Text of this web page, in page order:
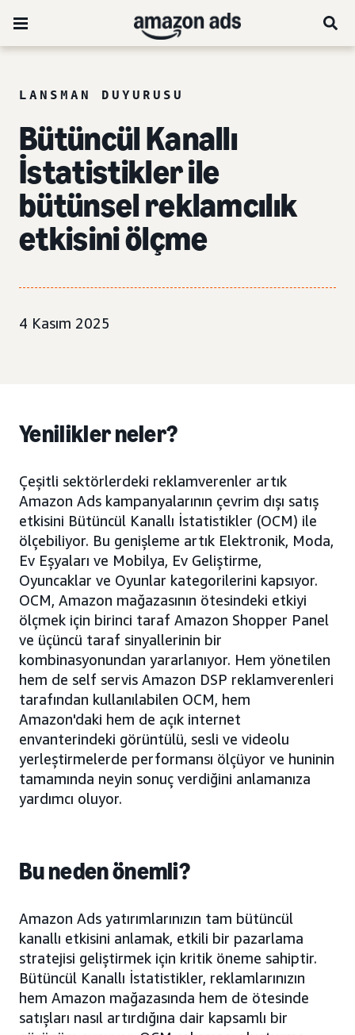
LANSMAN DUYURUSU
Bütüncül Kanallı
İstatistikler ile
bütünsel reklamcılık
etkisini ölçme
4 Kasım 2025
Yenilikler neler?
Çeşitli sektörlerdeki reklamverenler artık
Amazon Ads kampanyalarının çevrim dışı satış
etkisini Bütüncül Kanallı İstatistikler (OCM) ile
ölçebiliyor. Bu genişleme artık Elektronik, Moda,
Ev Eşyaları ve Mobilya, Ev Geliştirme,
Oyuncaklar ve Oyunlar kategorilerini kapsıyor.
OCM, Amazon mağazasının ötesindeki etkiyi
ölçmek için birinci taraf Amazon Shopper Panel
ve üçüncü taraf sinyallerinin bir
kombinasyonundan yararlanıyor. Hem yönetilen
hem de self servis Amazon DSP reklamverenleri
tarafından kullanılabilen OCM, hem
Amazon'daki hem de açık internet
envanterindeki görüntülü, sesli ve videolu
yerleştirmelerde performansı ölçüyor ve huninin
tamamında neyin sonuç verdiğini anlamanıza
yardımcı oluyor.
Bu neden önemli?
Amazon Ads yatırımlarınızın tam bütüncül
kanallı etkisini anlamak, etkili bir pazarlama
stratejisi geliştirmek için kritik öneme sahiptir.
Bütüncül Kanallı İstatistikler, reklamlarınızın
hem Amazon mağazasında hem de ötesinde
satışları nasıl artırdığına dair kapsamlı bir